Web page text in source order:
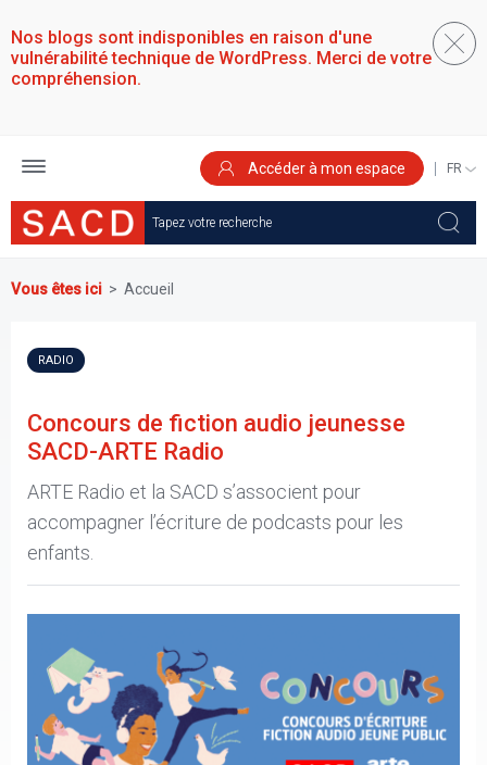
au
contenu
principal
Nos blogs sont indisponibles en raison d'une
vulnérabilité technique de WordPress. Merci de votre
compréhension.
Accéder à mon espace
YOUR
Vous êtes ici Accueil
RADIO
Concours de fiction audio jeunesse
SACD-ARTE Radio
ARTE Radio et la SACD s’associent pour
accompagner l’écriture de podcasts pour les
enfants.